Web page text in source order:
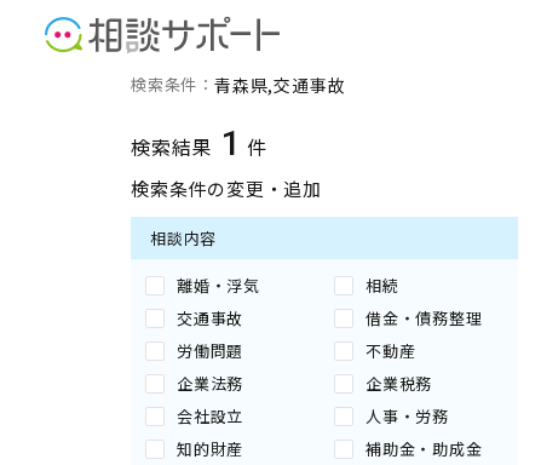
青森県の交通事故に強い専
検索条件： 青森県 交通事故
検索結果 1 件
検索条件の変更・追加
相談内容
離婚・浮気
相続
交通事故
借金・債務整理
労働問題
不動産
企業法務
企業税務
会社設立
人事・労務
知的財産
補助金・助成金